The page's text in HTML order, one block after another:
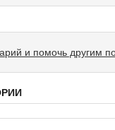
и помочь другим